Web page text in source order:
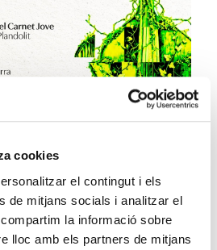
cookies
el contingut i els
de mitjans socials i analitzar el
la informació sobre
lloc amb els partners de mitjans
3 min
fràgil’, un concert que